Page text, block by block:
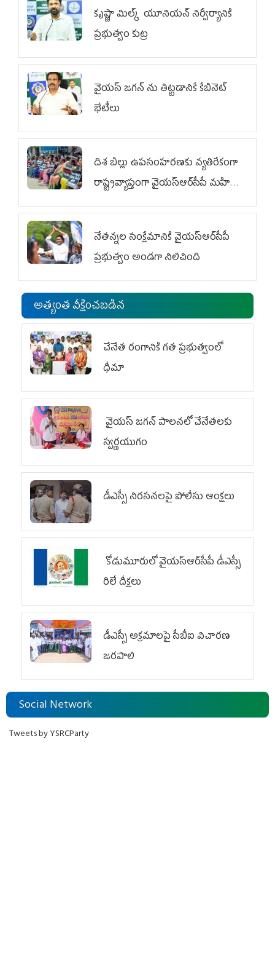
కృష్ణా మిల్క్‌ యూనియన్‌ నిర్వీర్యానికి
ప్రభుత్వం కుట్ర
వైయ‌స్ జగన్‌ ను తిట్టడానికే కేబినెట్‌
భేటీలు
దిశ బిల్లు ఉపసంహరణకు వ్యతిరేకంగా
రాష్ట్రవ్యాప్తంగా వైయ‌స్ఆర్‌సీపీ మహిళా
విభాగం ఆందోళనలు
నేతన్నల సంక్షేమానికి వైయ‌స్ఆర్‌సీపీ
ప్రభుత్వం అండగా నిలిచింది
అత్యంత వీక్షించబడిన
చేనేత రంగానికి గత ప్రభుత్వంలో
ధీమా
వైయ‌స్ జగన్ పాలనలో చేనేతలకు
స్వర్ణయుగం
డీఎస్సీ నిరసనలపై పోలీసు ఆంక్షలు
కోడుమూరులో వైయ‌స్ఆర్‌సీపీ డీఎస్సీ
రిలే దీక్షలు
డీఎస్సీ అక్రమాలపై సీబీఐ విచారణ
జరపాలి
Social Network
Tweets by YSRCParty